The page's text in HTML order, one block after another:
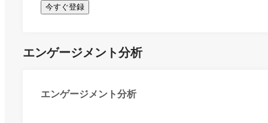
今すぐ登録
エンゲージメント分析
エンゲージメント分析